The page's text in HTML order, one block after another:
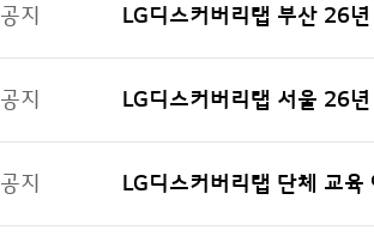
공지 LG디스커버리랩 부산 26
공지 LG디스커버리랩 서울 26
공지 LG디스커버리랩 단체 교육